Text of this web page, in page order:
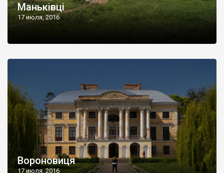
Маньківці
17 июля, 2016
Вороновиця
17 июля, 2016